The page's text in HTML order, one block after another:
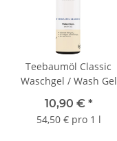
Teebaumöl Classic
Waschgel / Wash Gel
10,90 € *
54,50 € pro 1 l